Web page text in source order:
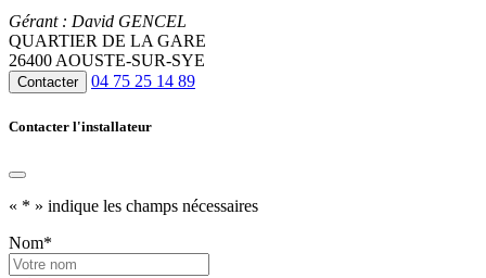
Gérant : David GENCEL
QUARTIER DE LA GARE
26400 AOUSTE-SUR-SYE
Contacter 04 75 25 14 89
Contacter l'installateur
« * » indique les champs nécessaires
Nom*